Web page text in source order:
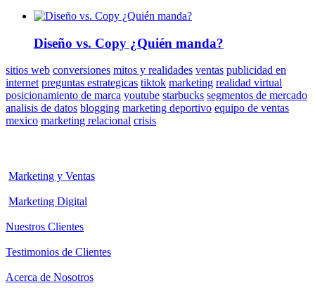
Diseño vs. Copy ¿Quién manda?
sitios web conversiones mitos y realidades ventas publicidad en
internet preguntas estrategicas tiktok marketing realidad virtual
posicionamiento de marca youtube starbucks segmentos de mercado
analisis de datos blogging marketing deportivo equipo de ventas
mexico marketing relacional crisis
Marketing y Ventas
Marketing Digital
Nuestros Clientes
Testimonios de Clientes
Acerca de Nosotros